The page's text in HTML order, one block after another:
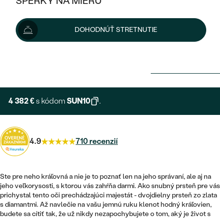
KOMBINOVANÉ ZLATO
PODĽA ŠTÝLU
ETERNITY
VYKROJENÉ
VINTAGE
NETRADIČNÉ
TEPANÉ
POSTRANNÉ DRAHOKAMY
HALO
VINTAGE
SET ZÁSNUBNÉHO PRSTEŇA A
NETRADIČNÉ
ZOSTAVTE SI PRSTEŇ
ZAČAŤ S PRSTEŇOM
VÝPREDAJ
ŠPERKY ČO POMÁHAJÚ
NÁUŠNICE
PRSTENE
PRÍVESKY
SETY
PÁNSKE ŠPERKY
PLATINOVÉ
NAPICHOVACIE
MINIMALISTICKÉ
VISIACE
SOLITÉR
V TVARE SRDCA
ZLATÉ
STRIEBORNÉ
PODĽA ŠTÝLU
SOLITÉR
NARODENIE DIEŤAŤA
SO ZNAMENÍM ZVEROKRUHU
MINIMALISTICKÉ
VÝPREDAJ
STRIEBORNÉ
PODĽA ŠTÝLU
ETERNITY
MINIMALISTICKÉ
DOHODNÚŤ STRETNUTIE
4 869 €
4 382 €s kódom SUN10 .
4.9 710 recenzií
Ste pre neho kráľovná a nie je to poznať len na jeho správaní, ale aj na
jeho veľkorysosti, s ktorou vás zahŕňa darmi. Ako snubný prsteň pre vás
prichystal tento oči prechádzajúci majestát - dvojdielny prsteň zo zlata
s diamantmi. Až navlečie na vašu jemnú ruku klenot hodný kráľovien,
budete sa cítiť tak, že už nikdy nezapochybujete o tom, aký je život s